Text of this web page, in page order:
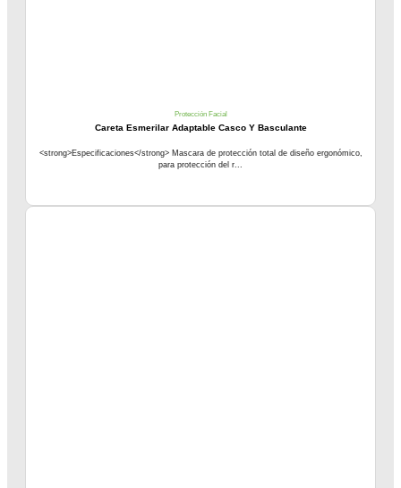
Protección Facial
Careta Esmerilar Adaptable Casco Y Basculante
<strong>Especificaciones</strong> Mascara de protección total de diseño ergonómico,
para protección del r...